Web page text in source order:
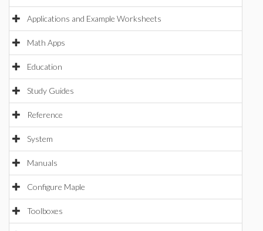
Applications and Example Worksheets
Math Apps
Education
Study Guides
Reference
System
Manuals
Configure Maple
Toolboxes